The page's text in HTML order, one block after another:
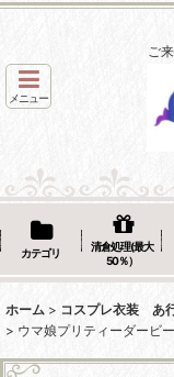
ご
メニュー
カテゴリ
清倉処理(最大
50％）
ホーム > コスプレ衣装 あ
> ウマ娘プリティーダー